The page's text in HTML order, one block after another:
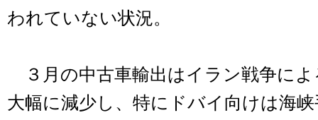
われていない状況。
３月の中古車輸出はイラン戦争に
大幅に減少し、特にドバイ向けは海